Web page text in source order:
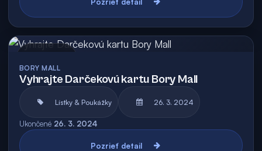
BORY MALL
Vyhrajte Darčekovú kartu Bory Mall
Lístky & Poukážky 26. 3. 2024
Ukončené 26. 3. 2024
Pozrieť detail